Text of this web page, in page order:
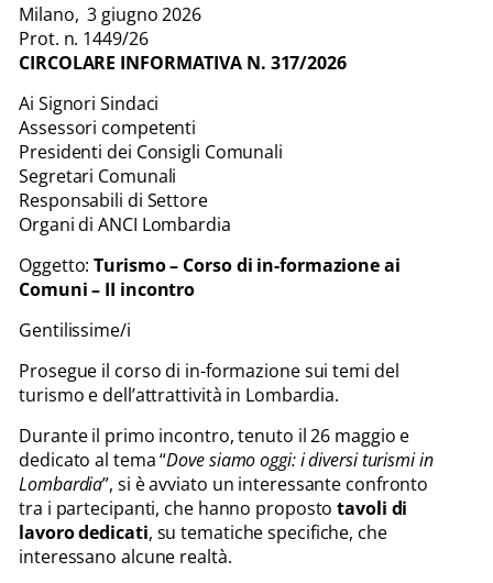
Milano, 3 giugno 2026
Prot. n. 1449/26
CIRCOLARE INFORMATIVA N. 317/2026
Ai Signori Sindaci
Assessori competenti
Presidenti dei Consigli Comunali
Segretari Comunali
Responsabili di Settore
Organi di ANCI Lombardia
Oggetto:Turismo – Corso di in-formazione ai
Comuni – II incontro
Gentilissime/i
Prosegue il corso di in-formazione sui temi del
turismo e dell’attrattività in Lombardia.
Durante il primo incontro, tenuto il 26 maggio e
dedicato al tema “Dove siamo oggi: i diversi turismi in
Lombardia”, si è avviato un interessante confronto
tra i partecipanti, che hanno propostotavoli di
lavoro dedicati, su tematiche specifiche, che
interessano alcune realtà.